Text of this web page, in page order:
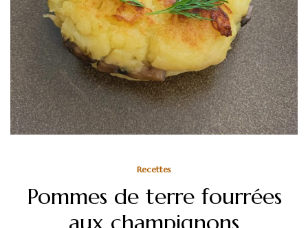
Recettes
Pommes de terre fourrées
aux champignons